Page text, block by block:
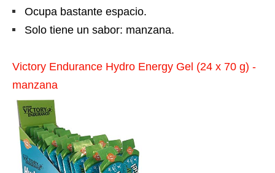
Ocupa bastante espacio.
Solo tiene un sabor: manzana.
Victory Endurance Hydro Energy Gel (24 x 70 g) -
manzana